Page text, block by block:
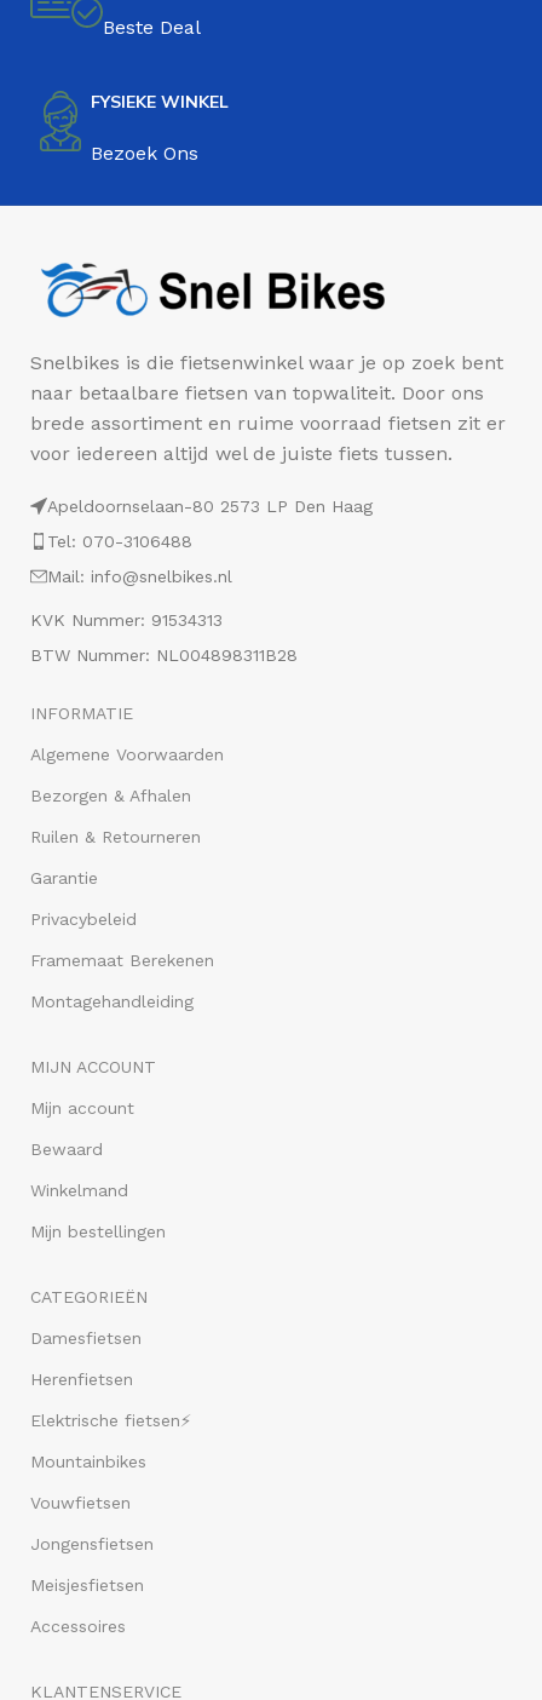
Beste Deal
FYSIEKE WINKEL
Bezoek Ons
Snelbikes is die fietsenwinkel waar je op zoek bent
naar betaalbare fietsen van topwaliteit. Door ons
brede assortiment en ruime voorraad fietsen zit er
voor iedereen altijd wel de juiste fiets tussen.
Apeldoornselaan-80 2573 LP Den Haag
Tel: 070-3106488
Mail: info@snelbikes.nl
KVK Nummer: 91534313
BTW Nummer: NL004898311B28
INFORMATIE
Algemene Voorwaarden
Bezorgen & Afhalen
Ruilen & Retourneren
Garantie
Privacybeleid
Framemaat Berekenen
Montagehandleiding
MIJN ACCOUNT
Mijn account
Bewaard
Winkelmand
Mijn bestellingen
CATEGORIEËN
Damesfietsen
Herenfietsen
Elektrische fietsen⚡
Mountainbikes
Vouwfietsen
Jongensfietsen
Meisjesfietsen
Accessoires
KLANTENSERVICE